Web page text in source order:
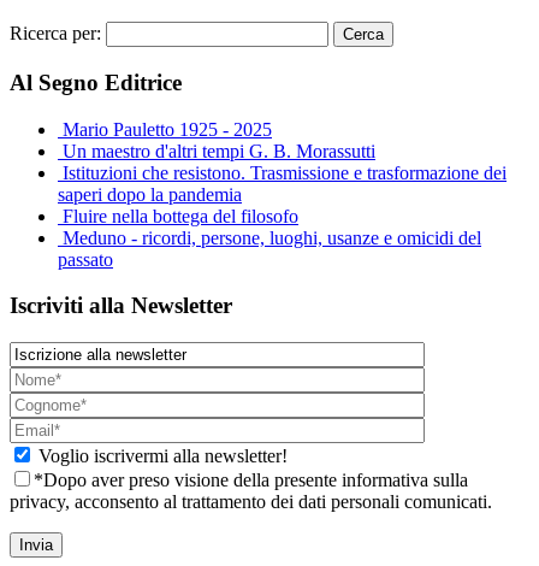
Ricerca per:
Al Segno Editrice
Mario Pauletto 1925 - 2025
Un maestro d'altri tempi G. B. Morassutti
Istituzioni che resistono. Trasmissione e trasformazione dei
saperi dopo la pandemia
Fluire nella bottega del filosofo
Meduno - ricordi, persone, luoghi, usanze e omicidi del
passato
Iscriviti alla Newsletter
Voglio iscrivermi alla newsletter!
*Dopo aver preso visione della presente informativa sulla
privacy, acconsento al trattamento dei dati personali comunicati.